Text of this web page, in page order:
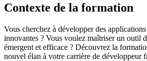
Contexte de la formation
Vous cherchez à développer des
innovantes ? Vous voulez maîtriser un outil
émergent et efficace ? Découvrez la
nouvel élan à votre carrière de développeur